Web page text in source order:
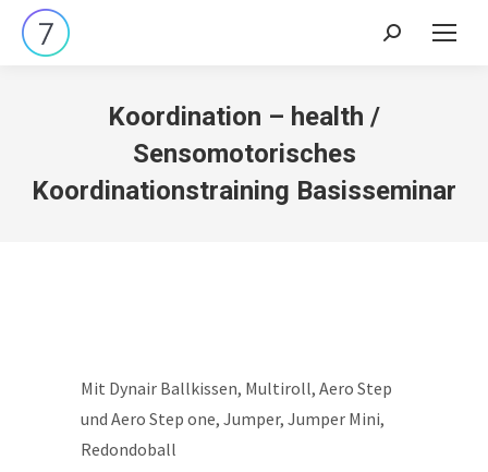
Search:
Koordination – health /
Sensomotorisches
Koordinationstraining Basisseminar
Mit Dynair Ballkissen, Multiroll, Aero Step
und Aero Step one, Jumper, Jumper Mini,
Redondoball